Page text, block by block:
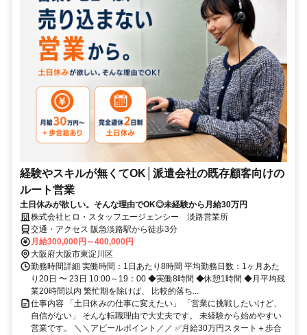
経験やスキルが無くてOK│派遣会社の既存顧客向けの
ルート営業
土日休みが欲しい。そんな理由でOK◎未経験から月給30万円
株式会社ヒロ・スタッフエージェンシー 淡路営業所
交通・アクセス 阪急淡路駅から徒歩3分
月給300,000円～400,000円
大阪府大阪市東淀川区
勤務時間詳細 実働時間：1日あたり8時間 平均勤務日数：1ヶ月あた
り20日 〜 23日 10:00～19：00 ◆実働8時間 ◆休憩1時間 ◆月平均残
業20時間以内 繁忙期を除けば、 比較的落ち...
仕事内容 「土日休みの仕事に変えたい」 「営業に挑戦したいけど、
自信がない」 そんな転職理由で大丈夫です。 未経験から始めやすい
営業です。 ＼＼アピールポイント／／ ✅月給30万円スタート＋歩合